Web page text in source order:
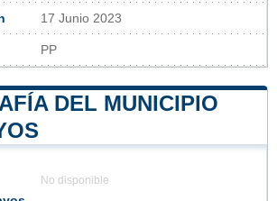
17 Junio 2023
PP
DEL MUNICIPIO
No disponible